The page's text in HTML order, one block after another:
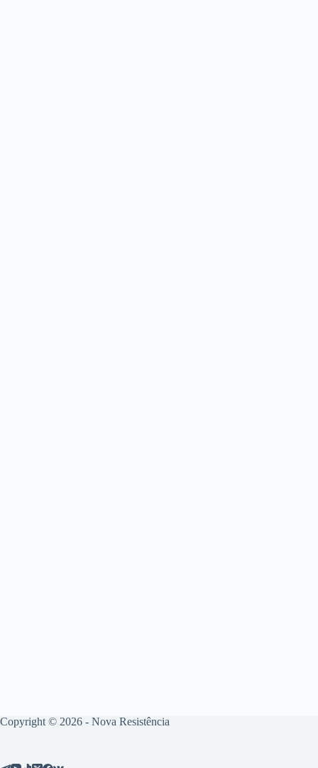
Copyright © 2026 - Nova Resistência